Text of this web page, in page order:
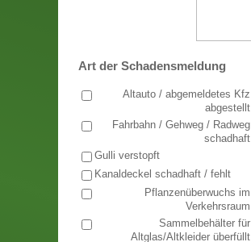
Art der Schadensmeldung
Altauto / abgemeldetes Kfz
abgestellt
Fahrbahn / Gehweg / Radweg
schadhaft
Gulli verstopft
Kanaldeckel schadhaft / fehlt
Pflanzenüberwuchs im
Verkehrsraum
Sammelbehälter für
Altglas/Altkleider überfüllt